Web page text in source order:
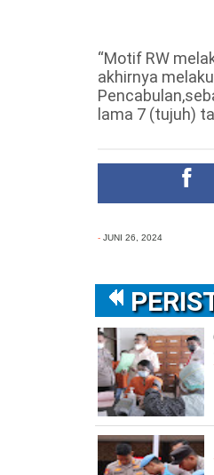
“Motif RW
akhirnya
lama 7 (tujuh)
- JUNI 26, 2024